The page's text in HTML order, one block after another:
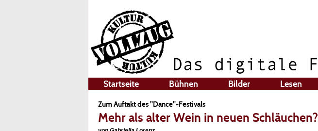
Startseite Bühnen Bilder Lesen
Zum Auftakt des "Dance"-Festivals
Mehr als alter Wein in neuen Schläuchen?